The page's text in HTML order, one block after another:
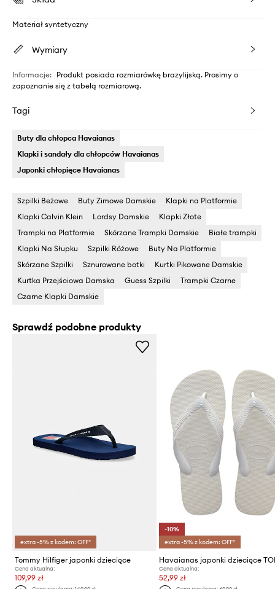
Materiał syntetyczny
Wymiary
Informacje: Produkt posiada rozmiarówkę brazylijską. Prosimy o
zapoznanie się z tabelą rozmiarową.
Tagi
Buty dla chłopca Havaianas
Klapki i sandały dla chłopców Havaianas
Japonki chłopięce Havaianas
Szpilki Beżowe Buty Zimowe Damskie
Klapki na Platformie
Klapki Calvin Klein
Lordsy Damskie
Klapki Złote
Trampki na Platformie
Skórzane Trampki Damskie
Białe trampki
Klapki Na Słupku
Szpilki Różowe
Buty Na Platformie
Skórzane Szpilki
Sznurowane botki
Kurtki Pikowane Damskie
Kurtka Przejściowa Damska
Guess Szpilki
Trampki Czarne
Czarne Klapki Damskie
Sprawdź podobne produkty
extra -5% z kodem: OFF*
Tommy Hilfiger japonki dziecięce
Cena aktualna:
109,99 zł
-10%
extra -5% z kodem: OFF*
Havaianas japonki dziecięce
Cena aktualna:
52,99 zł